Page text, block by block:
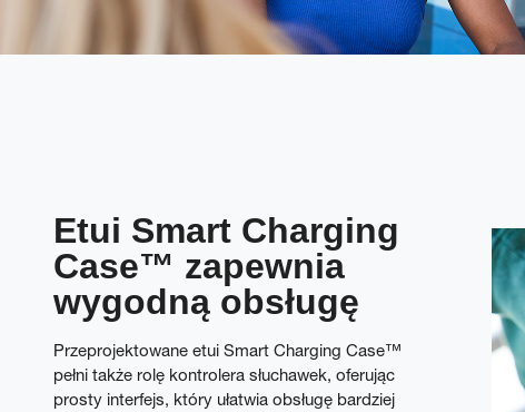
Etui Smart Charging
Case™ zapewnia
wygodną obsługę
Przeprojektowane etui Smart Charging Case™
pełni także rolę kontrolera słuchawek, oferując
prosty interfejs, który ułatwia obsługę bardziej